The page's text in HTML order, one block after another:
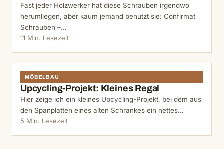
Fast jeder Holzwerker hat diese Schrauben irgendwo
herumliegen, aber kaum jemand benutzt sie: Confirmat
Schrauben –…
11 Min. Lesezeit
MÖBELBAU
Upcycling-Projekt: Kleines Regal
Hier zeige ich ein kleines Upcycling-Projekt, bei dem aus
den Spanplatten eines alten Schrankes ein nettes…
5 Min. Lesezeit